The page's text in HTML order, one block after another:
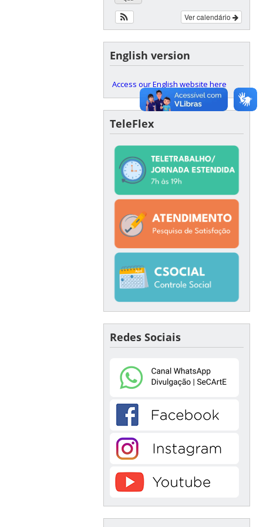
Ver calendário
English version
Access our English website here
TeleFlex
Redes Sociais